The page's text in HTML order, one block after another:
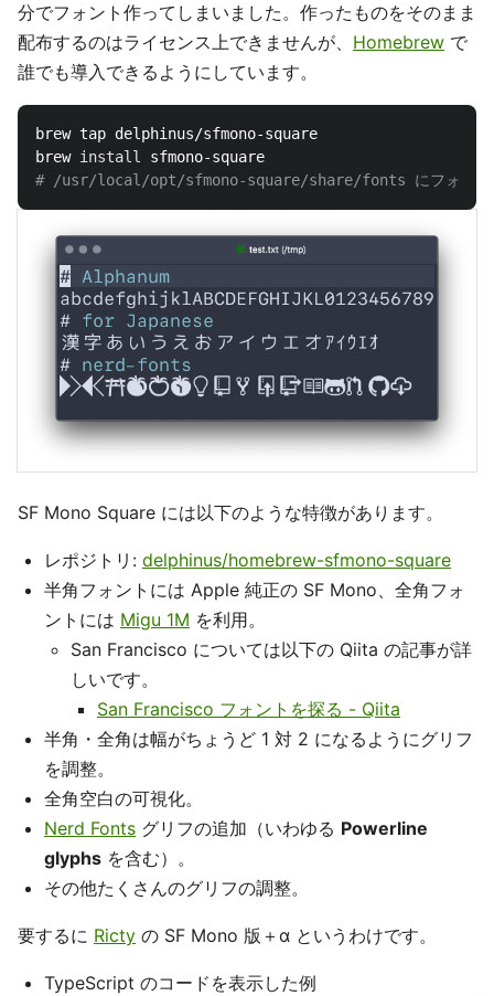
分でフォント作ってしまいました。作ったものをそのまま
配布するのはライセンス上できませんが、 Homebrew で
誰でも導入できるようにしています。
brew tap delphinus/sfmono-square
brew install
# /usr/local/opt/sfmono-square/share/fonts にフォント
SF Mono Square には以下のような特徴があります。
レポジトリ: delphinus/homebrew-sfmono-square
半角フォントには Apple 純正の SF Mono、全角フォ
ントには Migu 1M を利用。
San Francisco については以下の Qiita の記事が詳
しいです。
San Francisco フォントを探る - Qiita
半角・全角は幅がちょうど 1 対 2 になるようにグリフ
を調整。
全角空白の可視化。
Nerd Fonts グリフの追加（いわゆる Powerline
glyphs を含む）。
その他たくさんのグリフの調整。
要するに Ricty の SF Mono 版＋α というわけです。
TypeScript のコードを表示した例